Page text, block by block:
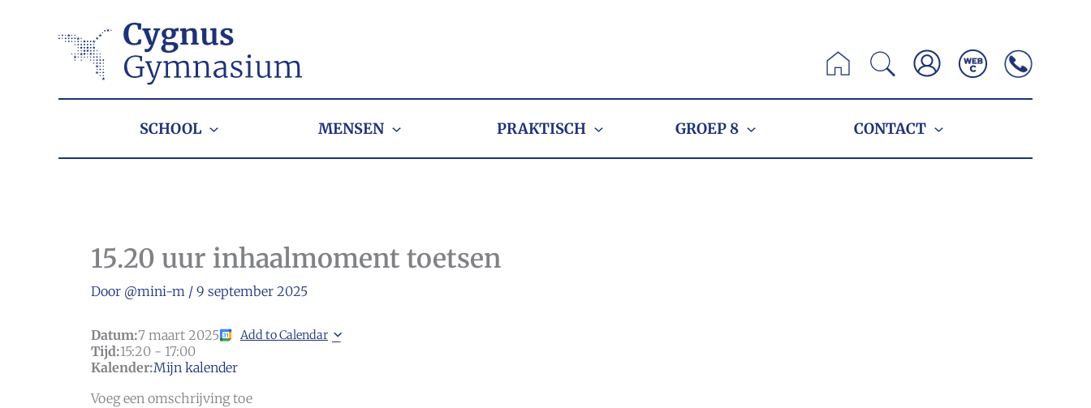
Zoeken
SCHOOL MENSEN PRAKTISCH GROEP 8 CONTACT
15.20 uur inhaalmoment toetsen
Door @mini-m / 9 september 2025
Datum:7 maart 2025 Add to Calendar
Tijd:15:20 - 17:00
Kalender:Mijn kalender
Voeg een omschrijving toe